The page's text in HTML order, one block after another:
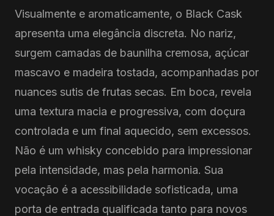
Visualmente e aromaticamente, o Black Cask
apresenta uma elegância discreta. No nariz,
surgem camadas de baunilha cremosa, açúcar
mascavo e madeira tostada, acompanhadas por
nuances sutis de frutas secas. Em boca, revela
uma textura macia e progressiva, com doçura
controlada e um final aquecido, sem excessos.
Não é um whisky concebido para impressionar
pela intensidade, mas pela harmonia. Sua
vocação é a acessibilidade sofisticada, uma
porta de entrada qualificada tanto para novos